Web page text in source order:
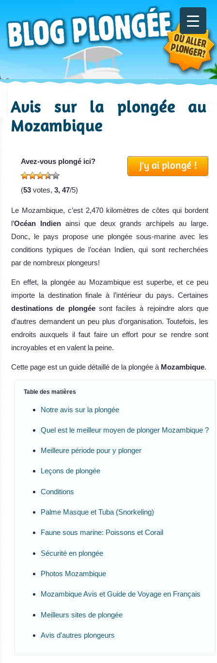
Avis sur la plongée au
Mozambique
J'y ai plongé !
Avez-vous plongé ici?
(53 votes, 3, 47/5)
Le Mozambique, c’est 2,470 kilomètres de côtes qui bordent
l’Océan Indienainsi que deux grands archipels au large.
Donc, le pays propose une plongée sous-marine avec les
conditions typiques de l’océan Indien, qui sont recherchées
par de nombreux plongeurs!
En effet, la plongée au Mozambique est superbe, et ce peu
importe la destination finale à l’intérieur du pays. Certaines
destinations de plongéesont faciles à rejoindre alors que
d’autres demandent un peu plus d’organisation. Toutefois, les
endroits auxquels il faut faire un effort pour se rendre sont
incroyables et en valent la peine.
Cette page est un guide détaillé de la plongée à Mozambique.
Table des matières
Notre avis sur la plongée
Quel est le meilleur moyen de plonger Mozambique ?
Meilleure période pour y plonger
Leçons de plongée
Conditions
Palme Masque et Tuba (Snorkeling)
Faune sous marine: Poissons et Corail
Sécurité en plongée
Photos Mozambique
Mozambique Avis et Guide de Voyage en Français
Meilleurs sites de plongée
Avis d'autres plongeurs